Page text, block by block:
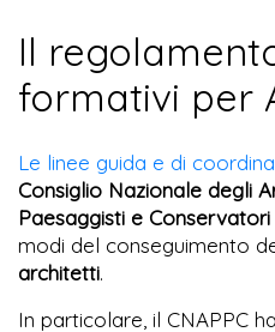
Il
formativi per
Le linee guida e di
Consiglio Nazionale degli
Paesaggisti e Conservatori
modi del conseguimento
architetti.
In particolare, il CNAPPC